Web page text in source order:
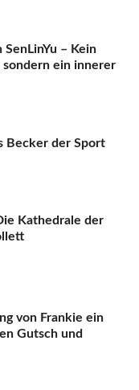
– Kein
sondern ein innerer
Becker der Sport
Kathedrale der
von Frankie ein
Gutsch und